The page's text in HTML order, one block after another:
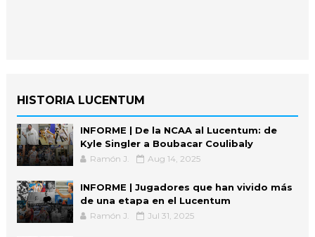
HISTORIA LUCENTUM
INFORME | De la NCAA al Lucentum: de
Kyle Singler a Boubacar Coulibaly
Ramón J. Aug 14, 2025
INFORME | Jugadores que han vivido más
de una etapa en el Lucentum
Ramón J. Jul 31, 2025